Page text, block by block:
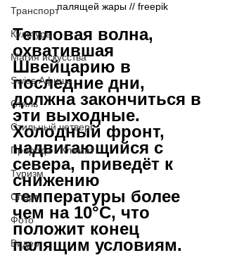
Транспорт
Культура
Магия искусства
Swiss Афиша
Стиль
Стильный четверг
Природа - Климат
Туризм
Спорт
Фото
Видео
палящей жары // freepik
Тепловая волна,
охватившая
Швейцарию в
последние дни,
должна закончиться в
эти выходные.
Холодный фронт,
надвигающийся с
севера, приведёт к
снижению
температуры более
чем на 10°C, что
положит конец
палящим условиям.